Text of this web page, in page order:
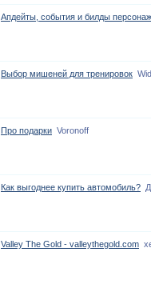
Апдейты, события и билды
Выбор мишеней для тренировок
Про подарки Voronoff
Как выгоднее купить автомобиль?
Valley The Gold - valleythegold.com